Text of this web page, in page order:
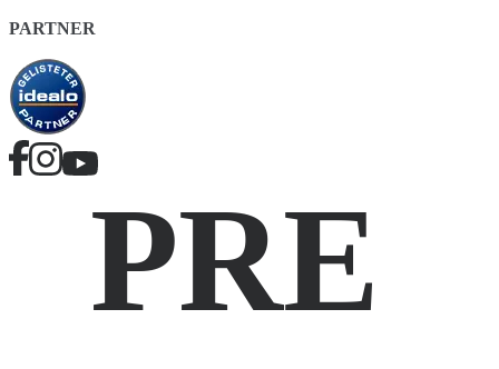
PARTNER